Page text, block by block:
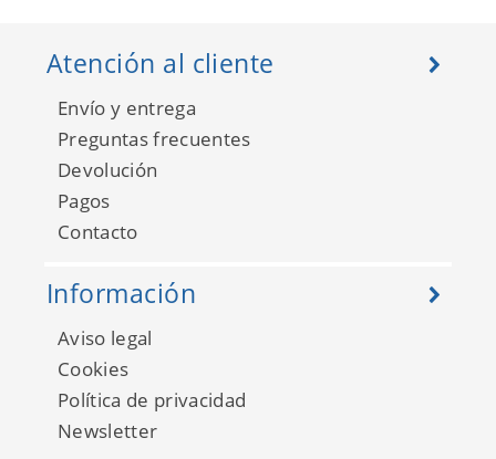
Basic II FD42489
Atención al cliente
Envío y entrega
Preguntas frecuentes
Devolución
Pagos
Contacto
Información
Aviso legal
Cookies
Política de privacidad
Newsletter